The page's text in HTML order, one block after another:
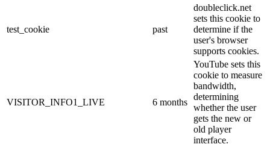
test_cookie past
doubleclick.net
sets this cookie to
determine if the
user's browser
supports cookies.
VISITOR_INFO1_LIVE 6 months
YouTube sets this
cookie to measure
bandwidth,
determining
whether the user
gets the new or
old player
interface.